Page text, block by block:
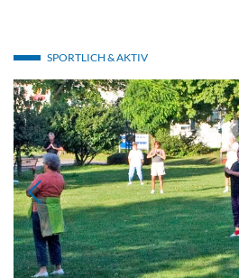
SPORTLICH & AKTIV